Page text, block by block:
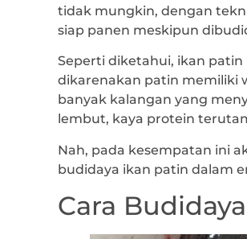
tidak mungkin, dengan
siap panen meskipun
Seperti diketahui, ikan
dikarenakan patin memiliki
banyak kalangan yang
lembut, kaya protein
Nah, pada kesempatan ini
budidaya ikan patin dalam
Cara